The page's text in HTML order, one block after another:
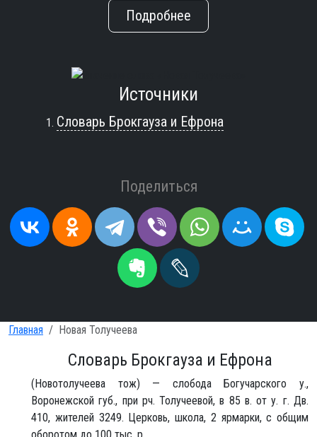
Подробнее
Источники
Словарь Брокгауза и Ефрона
Поделиться
Главная Новая Толучеева
Словарь Брокгауза и Ефрона
(Новотолучеева тож) — слобода Богучарского у.,
Воронежской губ., при рч. Толучеевой, в 85 в. от у. г. Дв.
410, жителей 3249. Церковь, школа, 2 ярмарки, с общим